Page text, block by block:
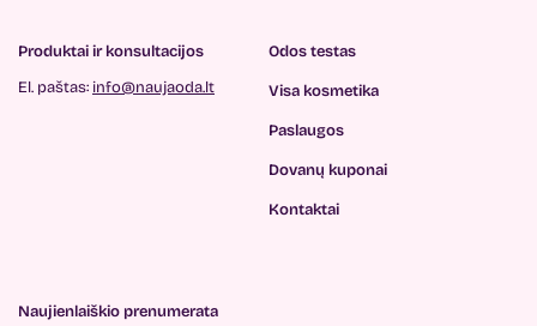
Produktai ir konsultacijos
El. paštas: info@naujaoda.lt
Odos testas
Visa kosmetika
Paslaugos
Dovanų kuponai
Kontaktai
Naujienlaiškio prenumerata